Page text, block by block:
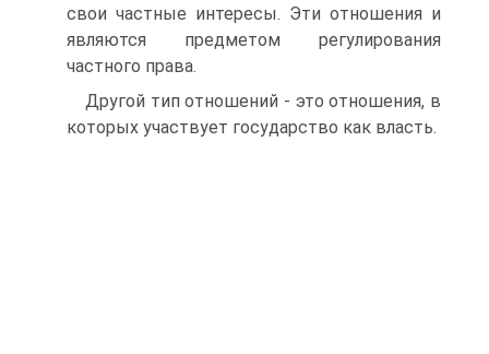
свои частные интересы. Эти отношения и
являются предметом регулирования
частного права.
Другой тип отношений - это отношения, в
которых участвует государство как власть.